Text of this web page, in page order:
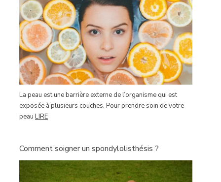
La peau est une barrière externe de l’organisme qui est
exposée à plusieurs couches. Pour prendre soin de votre
peau LIRE
Comment soigner un spondylolisthésis ?